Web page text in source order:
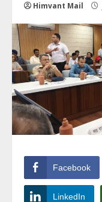
Himvant Mail
Facebook
LinkedIn